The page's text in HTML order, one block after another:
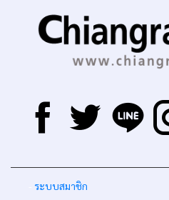
ระบบสมาชิก